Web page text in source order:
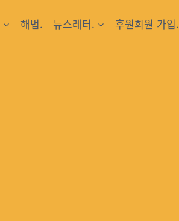
해법. 뉴스레터. 후원회원 가입.